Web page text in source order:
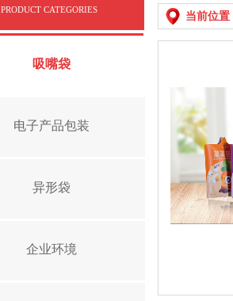
PRODUCT CATEGORIES
当前位置
吸嘴袋
电子产品包装
异形袋
企业环境